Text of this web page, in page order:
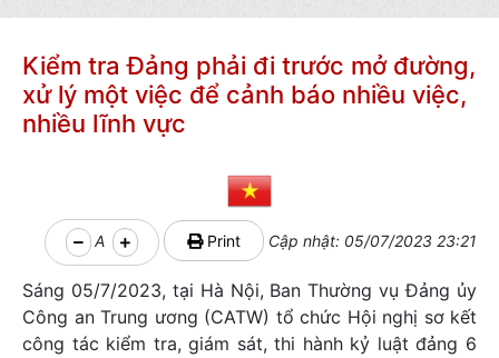
Kiểm tra Đảng phải đi trước mở đường,
xử lý một việc để cảnh báo nhiều việc,
nhiều lĩnh vực
A Print Cập nhật: 05/07/2023 23:21
Sáng 05/7/2023, tại Hà Nội, Ban Thường vụ Đảng ủy
Công an Trung ương (CATW) tổ chức Hội nghị sơ kết
công tác kiểm tra, giám sát, thi hành kỷ luật đảng 6